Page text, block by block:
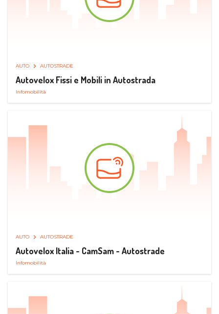
AUTO AUTOSTRADE
Autovelox Fissi e Mobili in Autostrada
Infomobilità
AUTO AUTOSTRADE
Autovelox Italia - CamSam - Autostrade
Infomobilità